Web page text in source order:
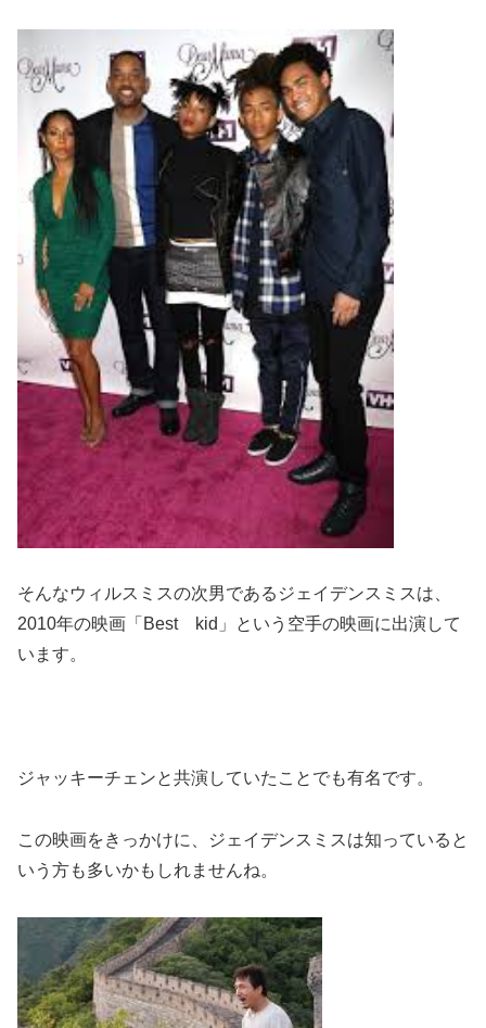
そんなウィルスミスの次男であるジェイデンスミスは、
2010年の映画「Best kid」という空手の映画に出演して
います。
ジャッキーチェンと共演していたことでも有名です。
この映画をきっかけに、ジェイデンスミスは知っていると
いう方も多いかもしれませんね。